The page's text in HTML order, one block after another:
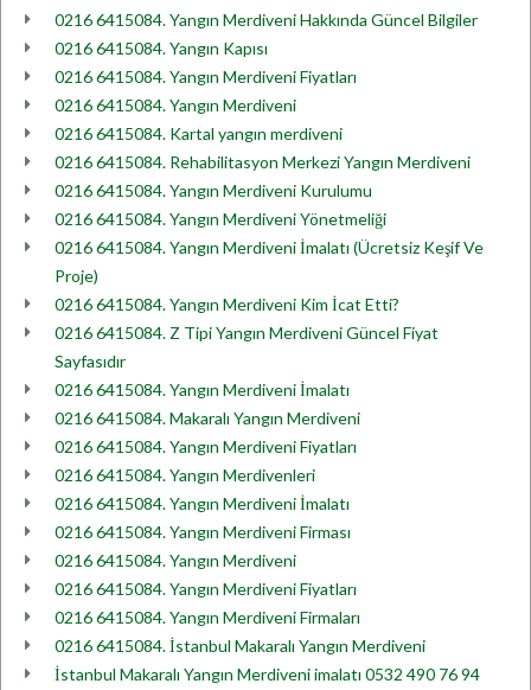
0216 6415084. Yangın Merdiveni Hakkında Güncel Bilgiler
0216 6415084. Yangın Kapısı
0216 6415084. Yangın Merdiveni Fiyatları
0216 6415084. Yangın Merdiveni
0216 6415084. Kartal yangın merdiveni
0216 6415084. Rehabilitasyon Merkezi Yangın Merdiveni
0216 6415084. Yangın Merdiveni Kurulumu
0216 6415084. Yangın Merdiveni Yönetmeliği
0216 6415084. Yangın Merdiveni İmalatı (Ücretsiz Keşif Ve
Proje)
0216 6415084. Yangın Merdiveni Kim İcat Etti?
0216 6415084. Z Tipi Yangın Merdiveni Güncel Fiyat
Sayfasıdır
0216 6415084. Yangın Merdiveni İmalatı
0216 6415084. Makaralı Yangın Merdiveni
0216 6415084. Yangın Merdiveni Fiyatları
0216 6415084. Yangın Merdivenleri
0216 6415084. Yangın Merdiveni İmalatı
0216 6415084. Yangın Merdiveni Firması
0216 6415084. Yangın Merdiveni
0216 6415084. Yangın Merdiveni Fiyatları
0216 6415084. Yangın Merdiveni Firmaları
0216 6415084. İstanbul Makaralı Yangın Merdiveni
İstanbul Makaralı Yangın Merdiveni imalatı 0532 490 76 94